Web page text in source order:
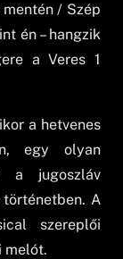
/ Szép
én – hangzik
a Veres 1
a hetvenes
egy olyan
a jugoszláv
történetben. A
szereplői
melót.